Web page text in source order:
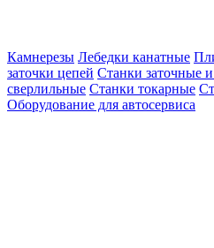
Камнерезы Лебедки канатные
заточки цепей Станки заточные
сверлильные Станки токарные
Оборудование для автосервиса